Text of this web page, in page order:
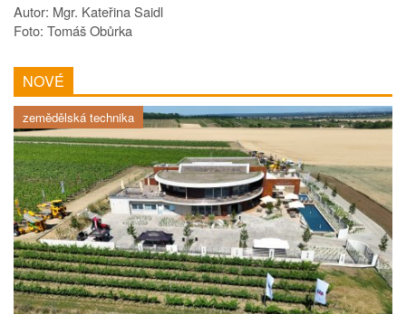
Autor: Mgr. Kateřina Saidl
Foto: Tomáš Obůrka
NOVÉ
zemědělská technika